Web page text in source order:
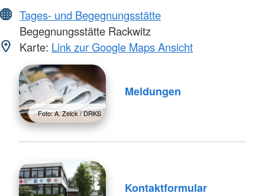
Tages- und Begegnungsstätte
Begegnungsstätte Rackwitz
Karte: Link zur Google Maps Ansicht
Foto: A. Zelck / DRKS
Meldungen
Kontaktformular